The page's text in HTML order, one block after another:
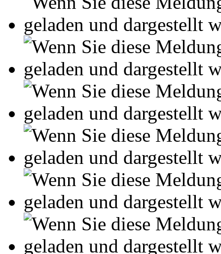
neugierig - aktuell -
Entdecken Sie hilfreiche
Studium!
Ihre Arbeit hochladen
Ihre Hausarbeit /